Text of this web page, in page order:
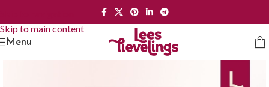
Skip to main content
Menu